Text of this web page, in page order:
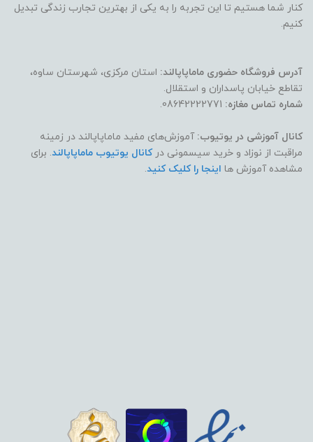
کنار شما هستیم تا این تجربه را به یکی از بهترین تجارب زندگی تبدیل
کنیم.
آدرس فروشگاه حضوری ماماپاپالند: استان مرکزی، شهرستان ساوه،
تقاطع خیابان پاسداران و استقلال.
شماره تماس مغازه:
کانال آموزشی در یوتیوب: آموزش‌های مفید ماماپاپالند در زمینه
مراقبت از نوزاد و خرید سیسمونی درکانال یوتیوب ماماپاپالند. برای
مشاهده آموزش ها اینجا را کلیک کنید.